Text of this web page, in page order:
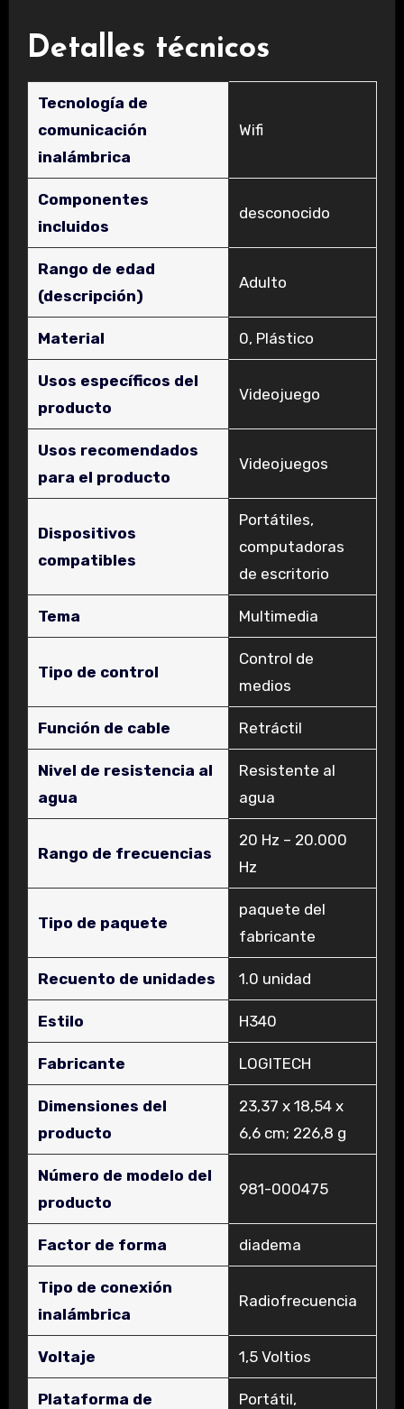
Detalles técnicos
Tecnología de
comunicación
inalámbrica
‎Wifi
Componentes
incluidos
‎desconocido
Rango de edad
(descripción)
‎Adulto
Material ‎0, Plástico
Usos específicos del
producto
‎Videojuego
Usos recomendados
para el producto
‎Videojuegos
Dispositivos
compatibles
‎Portátiles,
computadoras
de escritorio
Tema ‎Multimedia
Tipo de control
‎Control de
medios
Función de cable ‎Retráctil
Nivel de resistencia al
agua
‎Resistente al
agua
Rango de frecuencias
‎20 Hz – 20.000
Hz
Tipo de paquete
‎paquete del
fabricante
Recuento de unidades ‎1.0 unidad
Estilo ‎H340
Fabricante ‎LOGITECH
Dimensiones del
producto
‎23,37 x 18,54 x
6,6 cm; 226,8 g
Número de modelo del
producto
‎981-000475
Factor de forma ‎diadema
Tipo de conexión
inalámbrica
‎Radiofrecuencia
Voltaje ‎1,5 Voltios
Plataforma de ‎Portátil,